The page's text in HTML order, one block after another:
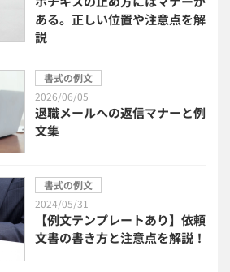
会計業務システム
ビジネススキル
電子帳簿保存法
プレート
ある。正しい位置や注意点を解
説
書式の例文
2026/06/05
退職メールへの返信マナーと例
文集
書式の例文
2024/05/31
【例文テンプレートあり】依頼
文書の書き方と注意点を解説！